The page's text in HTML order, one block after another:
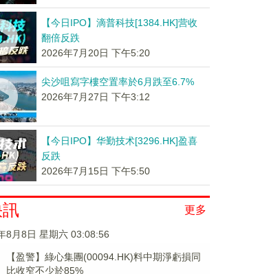
【今日IPO】滴普科技[1384.HK]营收
翻倍反跌
2026年7月20日 下午5:20
尖沙咀寫字樓空置率於6月跌至6.7%
2026年7月27日 下午3:12
【今日IPO】华勤技术[3296.HK]盈喜
反跌
2026年7月15日 下午5:50
更多
8月8日 星期六 03:08:57
【盈警】綠心集團(00094.HK)料中期淨虧損同
比收窄不少於85%